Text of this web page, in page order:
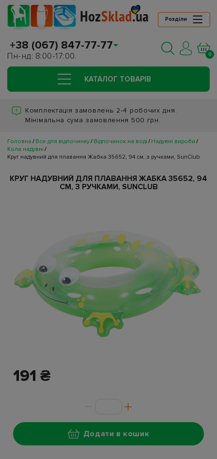
Розділи
+38 (067) 847-77-77
Пн-нд: 8:00-17:00. 0
КАТАЛОГ ТОВАРIВ
Комплектація замовлень 2-4 робочих дня.
Мінімальна сума замовлення 500 грн.
Головна Все для відпочинку Відпочинок на воді
Надувні вироби
Кола надувні
Круг надувний для плавання Жабка 35652, 94 см, з ручками, SunClub
КРУГ НАДУВНИЙ ДЛЯ ПЛАВАННЯ ЖАБКА 35652, 94
СМ, З РУЧКАМИ, SUNCLUB
191 ₴
Додати в кошик